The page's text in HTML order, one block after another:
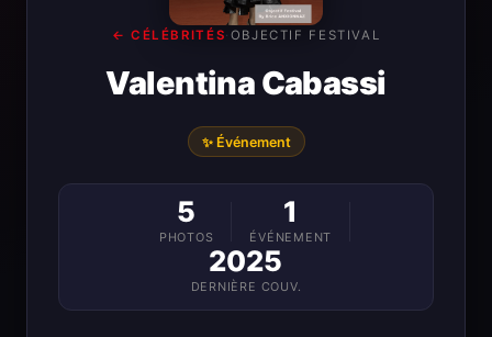
← CÉLÉBRITÉS· OBJECTIF FESTIVAL
Valentina Cabassi
✨ Événement
5
PHOTOS
1
ÉVÉNEMENT
2025
DERNIÈRE COUV.